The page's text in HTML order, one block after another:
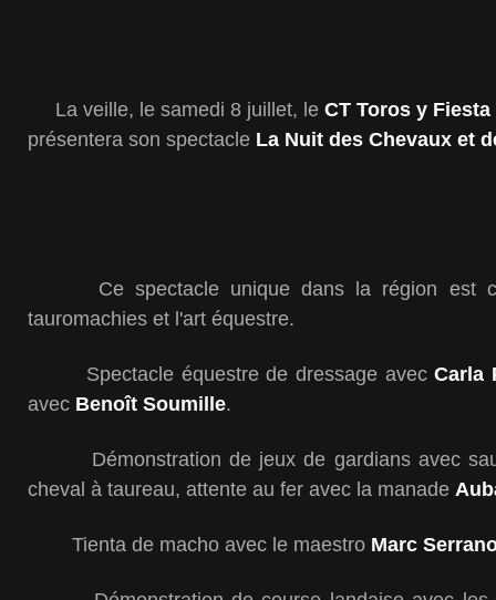
La veille, le samedi 8 juillet, le CT Toros y Fiesta
présentera son spectacle La Nuit des Chevaux et
Ce spectacle unique dans la région est
tauromachies et l'art équestre.
Spectacle équestre de dressage avecCarla
avec Benoît Soumille.
Démonstration de jeux de gardians avec
cheval à taureau, attente au fer avec la manade
Tienta de macho avec le maestro Marc